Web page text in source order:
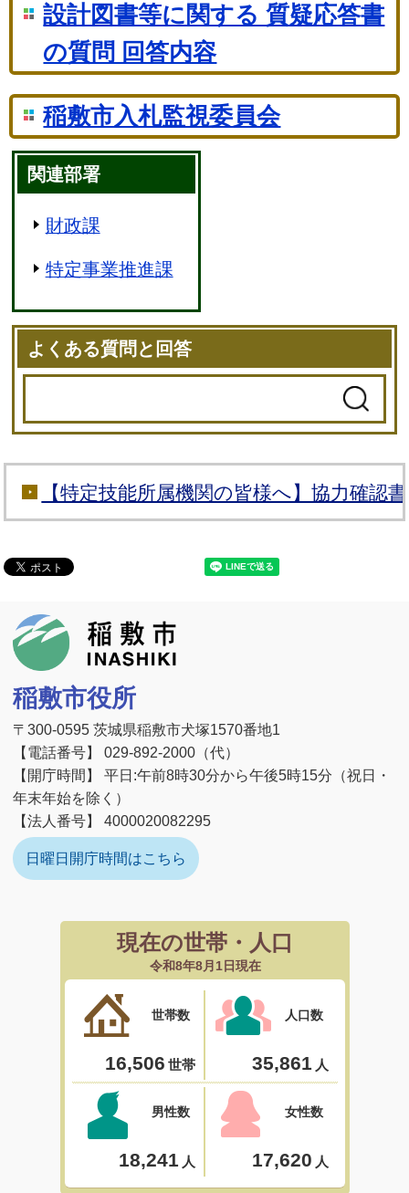
設計図書等に関する 質疑応答書
の質問 回答内容
稲敷市入札監視委員会
関連部署
財政課
特定事業推進課
よくある質問と回答
【特定技能所属機関の皆様へ】協力確認
稲敷市役所
〒300-0595 茨城県稲敷市犬塚1570番地1
【電話番号】 029-892-2000（代）
【開庁時間】 平日:午前8時30分から午後5時15分（祝日・
年末年始を除く）
【法人番号】 4000020082295
日曜日開庁時間はこちら